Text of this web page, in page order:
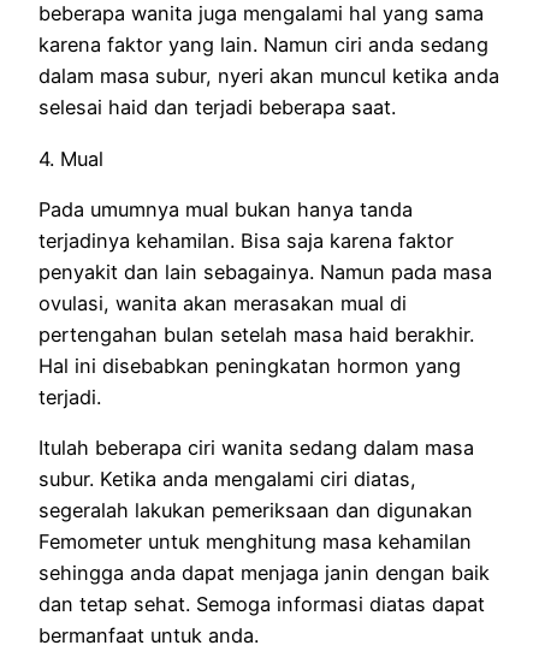
beberapa wanita juga mengalami hal yang sama
karena faktor yang lain. Namun ciri anda sedang
dalam masa subur, nyeri akan muncul ketika anda
selesai haid dan terjadi beberapa saat.
4. Mual
Pada umumnya mual bukan hanya tanda
terjadinya kehamilan. Bisa saja karena faktor
penyakit dan lain sebagainya. Namun pada masa
ovulasi, wanita akan merasakan mual di
pertengahan bulan setelah masa haid berakhir.
Hal ini disebabkan peningkatan hormon yang
terjadi.
Itulah beberapa ciri wanita sedang dalam masa
subur. Ketika anda mengalami ciri diatas,
segeralah lakukan pemeriksaan dan digunakan
Femometer untuk menghitung masa kehamilan
sehingga anda dapat menjaga janin dengan baik
dan tetap sehat. Semoga informasi diatas dapat
bermanfaat untuk anda.